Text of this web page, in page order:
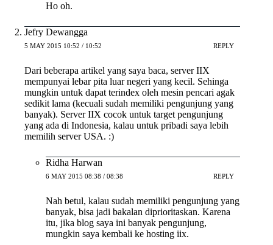
Ho oh.
Jefry Dewangga
5 MAY 2015 10:52 / 10:52 REPLY
Dari beberapa artikel yang saya baca, server IIX
mempunyai lebar pita luar negeri yang kecil. Sehinga
mungkin untuk dapat terindex oleh mesin pencari agak
sedikit lama (kecuali sudah memiliki pengunjung yang
banyak). Server IIX cocok untuk target pengunjung
yang ada di Indonesia, kalau untuk pribadi saya lebih
memilih server USA. :)
Ridha Harwan
6 MAY 2015 08:38 / 08:38 REPLY
Nah betul, kalau sudah memiliki pengunjung yang
banyak, bisa jadi bakalan diprioritaskan. Karena
itu, jika blog saya ini banyak pengunjung,
mungkin saya kembali ke hosting iix.